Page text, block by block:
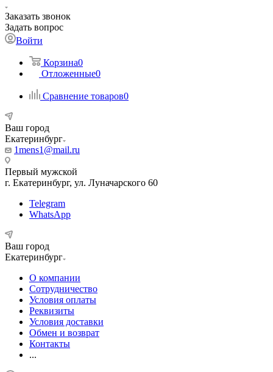
Заказать звонок
Задать вопрос
Войти
Корзина0
Отложенные0
Сравнение товаров0
Ваш город
Екатеринбург
1mens1@mail.ru
Первый мужской
г. Екатеринбург, ул. Луначарского 60
Telegram
WhatsApp
Ваш город
Екатеринбург
О компании
Сотрудничество
Условия оплаты
Реквизиты
Условия доставки
Обмен и возврат
Контакты
...